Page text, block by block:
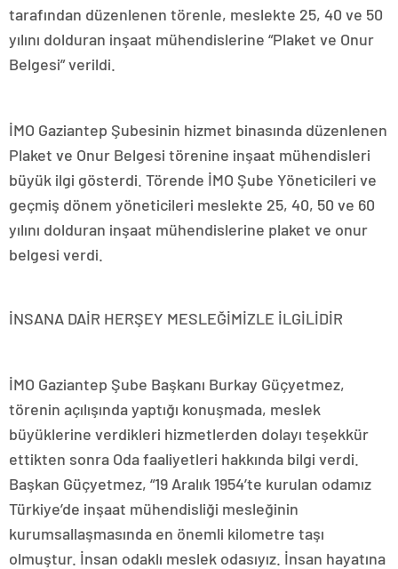
tarafından düzenlenen törenle, meslekte 25, 40 ve 50
yılını dolduran inşaat mühendislerine “Plaket ve Onur
Belgesi” verildi.
İMO Gaziantep Şubesinin hizmet binasında düzenlenen
Plaket ve Onur Belgesi törenine inşaat mühendisleri
büyük ilgi gösterdi. Törende İMO Şube Yöneticileri ve
geçmiş dönem yöneticileri meslekte 25, 40, 50 ve 60
yılını dolduran inşaat mühendislerine plaket ve onur
belgesi verdi.
İNSANA DAİR HERŞEY MESLEĞİMİZLE İLGİLİDİR
İMO Gaziantep Şube Başkanı Burkay Güçyetmez,
törenin açılışında yaptığı konuşmada, meslek
büyüklerine verdikleri hizmetlerden dolayı teşekkür
ettikten sonra Oda faaliyetleri hakkında bilgi verdi.
Başkan Güçyetmez, “19 Aralık 1954’te kurulan odamız
Türkiye’de inşaat mühendisliği mesleğinin
kurumsallaşmasında en önemli kilometre taşı
olmuştur. İnsan odaklı meslek odasıyız. İnsan hayatına